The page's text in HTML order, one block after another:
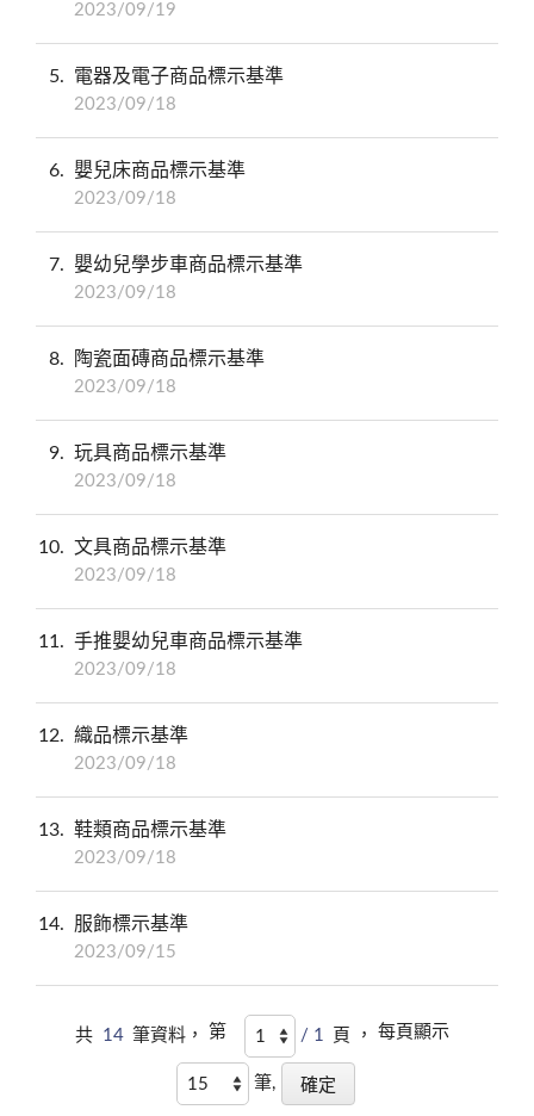
2023/09/19
5 電器及電子商品標示基準
2023/09/18
6 嬰兒床商品標示基準
2023/09/18
7 嬰幼兒學步車商品標示基準
2023/09/18
8 陶瓷面磚商品標示基準
2023/09/18
9 玩具商品標示基準
2023/09/18
10 文具商品標示基準
2023/09/18
11 手推嬰幼兒車商品標示基準
2023/09/18
12 織品標示基準
2023/09/18
13 鞋類商品標示基準
2023/09/18
14 服飾標示基準
2023/09/15
共 14 筆資料， 第 / 1 頁 ，每頁顯示
筆,